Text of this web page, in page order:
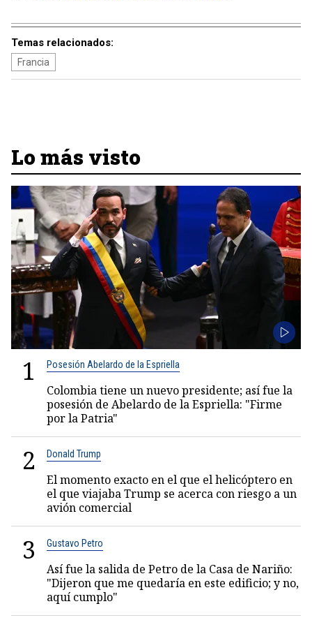
Temas relacionados:
Francia
Lo más visto
1 Posesión Abelardo de la Espriella
Colombia tiene un nuevo presidente; así fue la
posesión de Abelardo de la Espriella: "Firme
por la Patria"
2 Donald Trump
El momento exacto en el que el helicóptero en
el que viajaba Trump se acerca con riesgo a un
avión comercial
3 Gustavo Petro
Así fue la salida de Petro de la Casa de Nariño:
"Dijeron que me quedaría en este edificio; y no,
aquí cumplo"